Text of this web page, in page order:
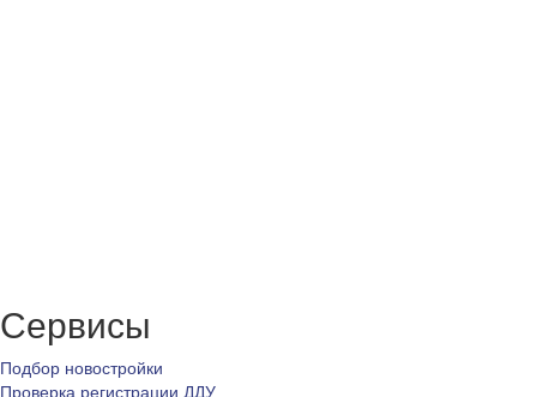
Сервисы
Подбор новостройки
Проверка регистрации ДДУ